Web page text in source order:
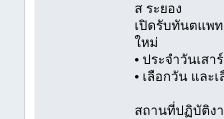
ส ระยอง
เปิดรับทันตแพ
ใหม่
• ประจำวันเสา
• เลือกวัน และ
สถานที่ปฏิบัติง